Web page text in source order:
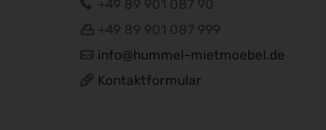
+49 89 901 087 90
+49 89 901 087 999
info@hummel-mietmoebel.de
Kontaktformular